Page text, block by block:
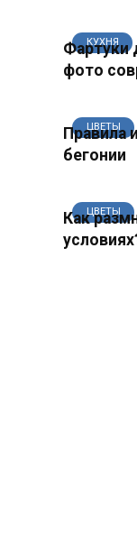
КУХНЯ
Фартуки
фото
ЦВЕТЫ
Правила
бегонии
ЦВЕТЫ
Как